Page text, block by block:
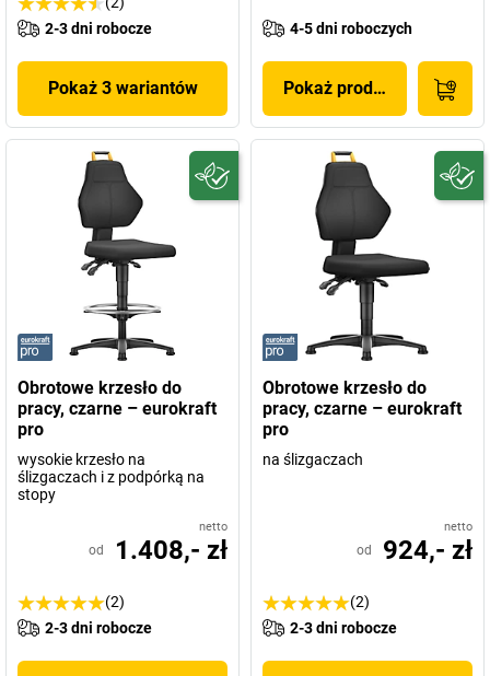
2-3 dni robocze
Pokaż 3 wariantów
4-5 dni roboczych
Pokaż produkt
Obrotowe krzesło do
pracy, czarne – eurokraft
pro
wysokie krzesło na
ślizgaczach i z podpórką na
stopy
netto
od 1.408,- zł
(2)
2-3 dni robocze
Obrotowe krzesło do
pracy, czarne – eurokraft
pro
na ślizgaczach
netto
od 924,- zł
(2)
2-3 dni robocze